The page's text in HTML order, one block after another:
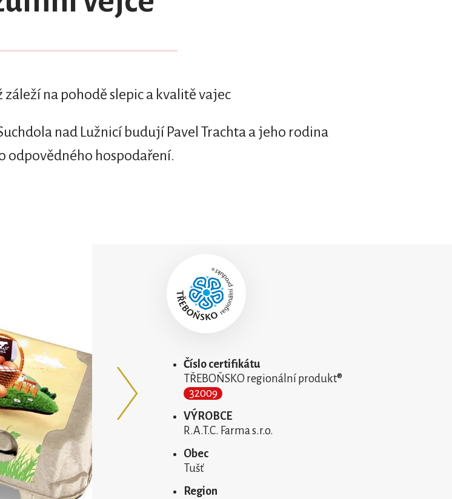
na pohodě slepic a kvalitě vajec
nad Lužnicí budují Pavel Trachta a jeho rodina
odpovědného hospodaření.
Číslo certifikátu
TŘEBOŇSKO regionální produkt®
32009
VÝROBCE
R.A.T.C. Farma s.r.o.
Obec
Tušť
Region